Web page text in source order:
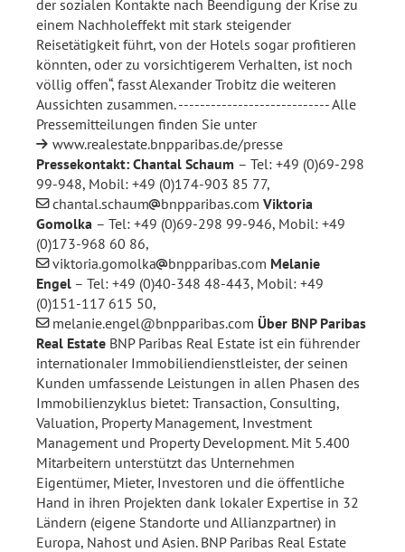
der sozialen Kontakte nach Beendigung der Krise zu
einem Nachholeffekt mit stark steigender
Reisetätigkeit führt, von der Hotels sogar profitieren
könnten, oder zu vorsichtigerem Verhalten, ist noch
völlig offen“, fasst Alexander Trobitz die weiteren
Aussichten zusammen. ---------------------------- Alle
Pressemitteilungen finden Sie unter
www.realestate.bnpparibas.de/presse
Pressekontakt: Chantal Schaum – Tel: +49 (0)69-298
99-948, Mobil: +49 (0)174-903 85 77,
chantal.schaum
bnpparibas.com Viktoria
Gomolka – Tel: +49 (0)69-298 99-946, Mobil: +49
(0)173-968 60 86,
viktoria.gomolka
bnpparibas.com Melanie
Engel – Tel: +49 (0)40-348 48-443, Mobil: +49
(0)151-117 615 50,
melanie.engel@bnpparibas.com Über BNP Paribas
Real Estate BNP Paribas Real Estate ist ein führender
internationaler Immobiliendienstleister, der seinen
Kunden umfassende Leistungen in allen Phasen des
Immobilienzyklus bietet: Transaction, Consulting,
Valuation, Property Management, Investment
Management und Property Development. Mit 5.400
Mitarbeitern unterstützt das Unternehmen
Eigentümer, Mieter, Investoren und die öffentliche
Hand in ihren Projekten dank lokaler Expertise in 32
Ländern (eigene Standorte und Allianzpartner) in
Europa, Nahost und Asien. BNP Paribas Real Estate